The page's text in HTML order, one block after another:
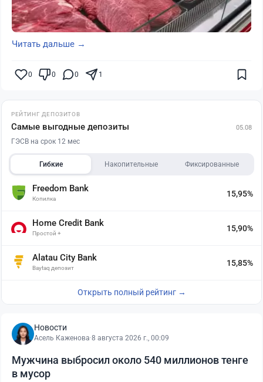
Читать дальше →
0 0 0 1
РЕЙТИНГ ДЕПОЗИТОВ
Самые выгодные депозиты 05.08
ГЭСВ на срок 12 мес
Гибкие Накопительные Фиксированные
Freedom Bank
Копилка
15,95%
Home Credit Bank
Простой +
15,90%
Alatau City Bank
Baytaq депозит
15,85%
Открыть полный рейтинг →
Новости
Асель Каженова·8 августа 2026 г., 00:09
Мужчина выбросил около 540 миллионов тенге
в мусор